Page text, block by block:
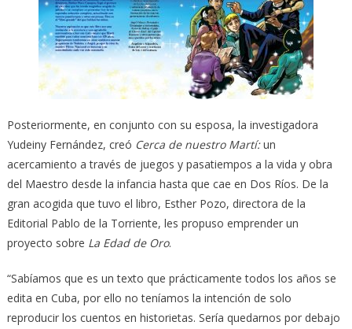
Posteriormente, en conjunto con su esposa, la investigadora
Yudeiny Fernández, creó Cerca de nuestro Martí:un
acercamiento a través de juegos y pasatiempos a la vida y obra
del Maestro desde la infancia hasta que cae en Dos Ríos. De la
gran acogida que tuvo el libro, Esther Pozo, directora de la
Editorial Pablo de la Torriente, les propuso emprender un
proyecto sobre La Edad de Oro.
“Sabíamos que es un texto que prácticamente todos los años se
edita en Cuba, por ello no teníamos la intención de solo
reproducir los cuentos en historietas. Sería quedarnos por debajo